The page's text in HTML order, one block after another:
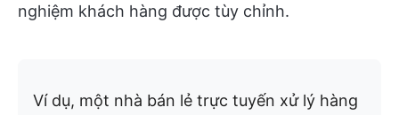
nghiệm khách hàng được tùy chỉnh.
Ví dụ, một nhà bán lẻ trực tuyến xử lý hàng